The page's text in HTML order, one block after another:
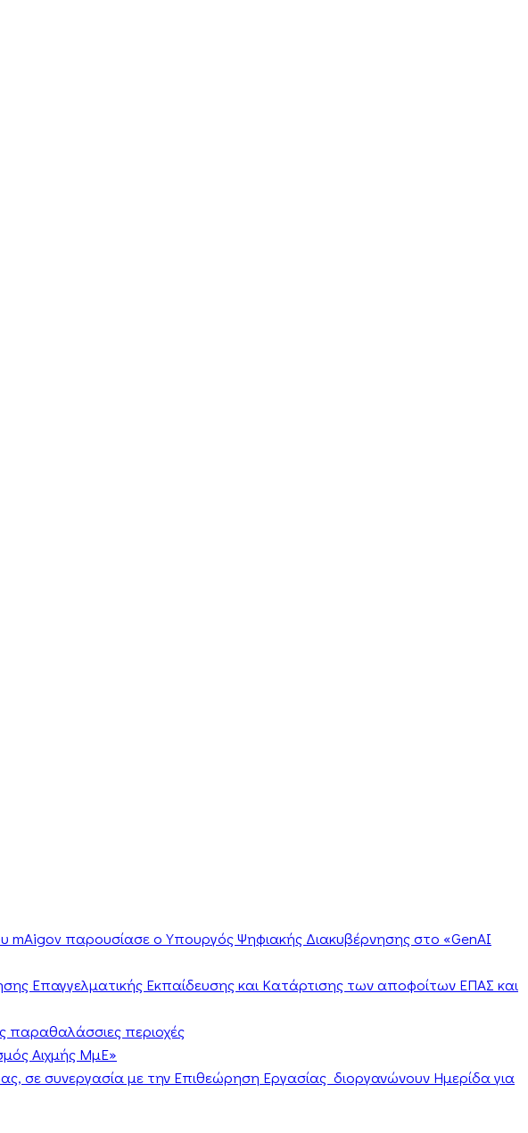
mAigov παρουσίασε ο Υπουργός Ψηφιακής Διακυβέρνησης στο «GenAI
Επαγγελματικής Εκπαίδευσης και Κατάρτισης των αποφοίτων ΕΠΑΣ και
παραθαλάσσιες περιοχές
Αιχμής ΜμΕ»
σε συνεργασία με την Επιθεώρηση Εργασίας διοργανώνουν Ημερίδα για